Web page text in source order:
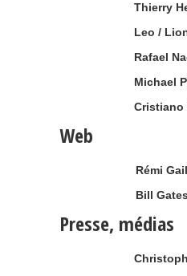
Thierry
Leo /
Rafael
Michael
Cristiano
Web
Rémi
Bill Gates
Presse, médias